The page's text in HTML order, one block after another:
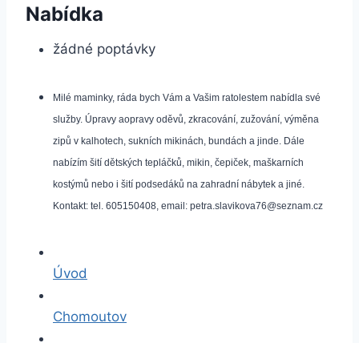
Nabídka
žádné poptávky
Milé maminky, ráda bych Vám a Vašim ratolestem nabídla své
služby. Úpravy aopravy oděvů, zkracování, zužování, výměna
zipů v kalhotech, sukních mikinách, bundách a jinde. Dále
nabízím šití dětských tepláčků, mikin, čepiček, maškarních
kostýmů nebo i šití podsedáků na zahradní nábytek a jiné.
Kontakt: tel. 605150408, email: petra.slavikova76@seznam.cz
Úvod
Chomoutov